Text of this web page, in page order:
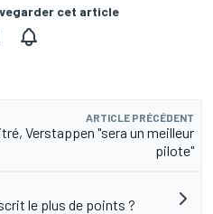
cet article
ARTICLE PRÉCÉDENT
Verstappen "sera un meilleur
pilote"
le plus de points ?